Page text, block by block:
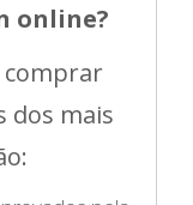
online?
comprar
dos mais